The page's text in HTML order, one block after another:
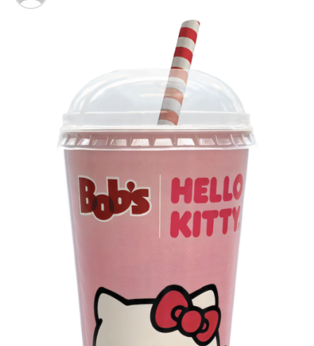
Veia”, conceito focado na valorização da cultura nacional,
da música e da hospitalidade carioca.
Os convites individuais já estão disponíveis para compra
no canal oficial da Ticketmaster, com lote inicial a partir
de R$ 3.950,00. As demais atualizações e atrações do
evento serão divulgadas nos canais oficiais do camarote
nos próximos meses.